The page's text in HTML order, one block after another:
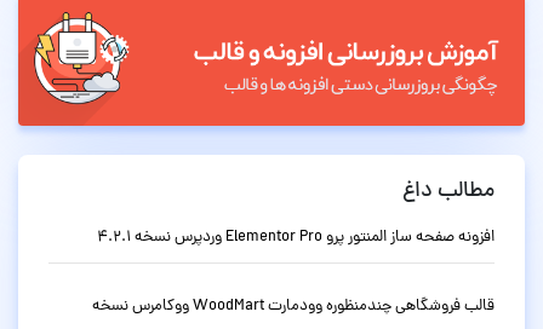
مطالب داغ
افزونه صفحه ساز المنتور پرو Elementor Pro وردپرس نسخه 4.2.1
قالب فروشگاهی چندمنظوره وودمارت WoodMart ووکامرس نسخه